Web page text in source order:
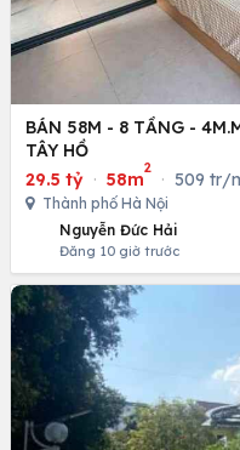
BÁN 58M - 8 TẦNG -
TÂY HỒ
29.5 tỷ · 58m
2
· 509 tr/
Thành phố Hà Nội
Nguyễn Đức Hải
Đăng 10 giờ trước